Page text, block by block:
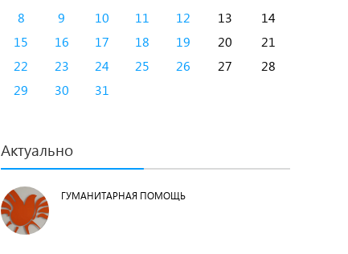
8
9 10 11 12 13
14
15
16 17 18 19 20
21
22
23 24 25 26 27
28
29
30 31
Актуально
ГУМАНИТАРНАЯ ПОМОЩЬ